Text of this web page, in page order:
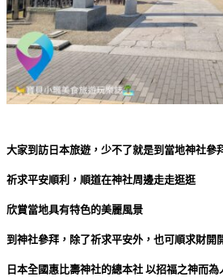
大家到訪日本旅遊，少不了就是到當地神社參
祈求平安順利，順道在神社周邊走走逛逛
欣賞當地具有特色的美麗風景
到神社參拜，除了祈求平安外，也可順求財開
日本全國惠比壽神社的總本社 以招福之神而為